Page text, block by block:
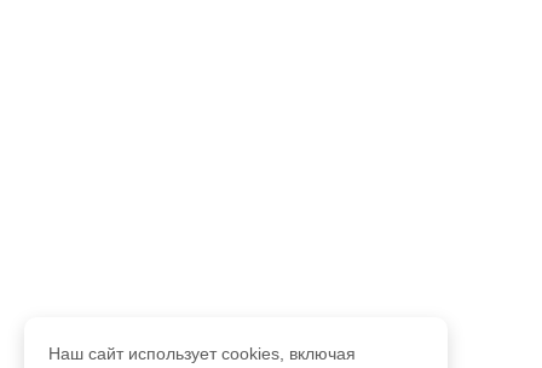
Наш сайт использует cookies, включая